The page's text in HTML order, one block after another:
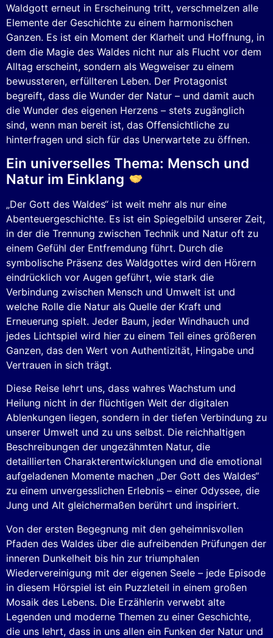
Waldgott erneut in Erscheinung tritt, verschmelzen alle
Elemente der Geschichte zu einem harmonischen
Ganzen. Es ist ein Moment der Klarheit und Hoffnung, in
dem die Magie des Waldes nicht nur als Flucht vor dem
Alltag erscheint, sondern als Wegweiser zu einem
bewussteren, erfüllteren Leben. Der Protagonist
begreift, dass die Wunder der Natur – und damit auch
die Wunder des eigenen Herzens – stets zugänglich
sind, wenn man bereit ist, das Offensichtliche zu
hinterfragen und sich für das Unerwartete zu öffnen.
Ein universelles Thema: Mensch und
Natur im Einklang
„Der Gott des Waldes“ ist weit mehr als nur eine
Abenteuergeschichte. Es ist ein Spiegelbild unserer Zeit,
in der die Trennung zwischen Technik und Natur oft zu
einem Gefühl der Entfremdung führt. Durch die
symbolische Präsenz des Waldgottes wird den Hörern
eindrücklich vor Augen geführt, wie stark die
Verbindung zwischen Mensch und Umwelt ist und
welche Rolle die Natur als Quelle der Kraft und
Erneuerung spielt. Jeder Baum, jeder Windhauch und
jedes Lichtspiel wird hier zu einem Teil eines größeren
Ganzen, das den Wert von Authentizität, Hingabe und
Vertrauen in sich trägt.
Diese Reise lehrt uns, dass wahres Wachstum und
Heilung nicht in der flüchtigen Welt der digitalen
Ablenkungen liegen, sondern in der tiefen Verbindung zu
unserer Umwelt und zu uns selbst. Die reichhaltigen
Beschreibungen der ungezähmten Natur, die
detaillierten Charakterentwicklungen und die emotional
aufgeladenen Momente machen „Der Gott des Waldes“
zu einem unvergesslichen Erlebnis – einer Odyssee, die
Jung und Alt gleichermaßen berührt und inspiriert.
Von der ersten Begegnung mit den geheimnisvollen
Pfaden des Waldes über die aufreibenden Prüfungen der
inneren Dunkelheit bis hin zur triumphalen
Wiedervereinigung mit der eigenen Seele – jede Episode
in diesem Hörspiel ist ein Puzzleteil in einem großen
Mosaik des Lebens. Die Erzählerin verwebt alte
Legenden und moderne Themen zu einer Geschichte,
die uns lehrt, dass in uns allen ein Funken der Natur und